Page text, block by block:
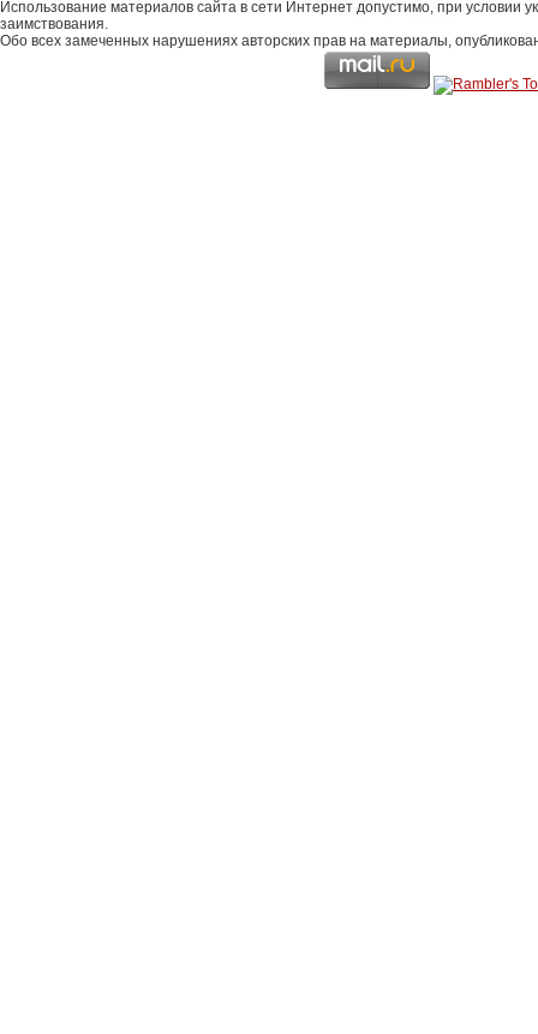
Использование материалов сайта в сети Интернет допустимо, при условии
заимствования.
Обо всех замеченных нарушениях авторских прав на материалы,